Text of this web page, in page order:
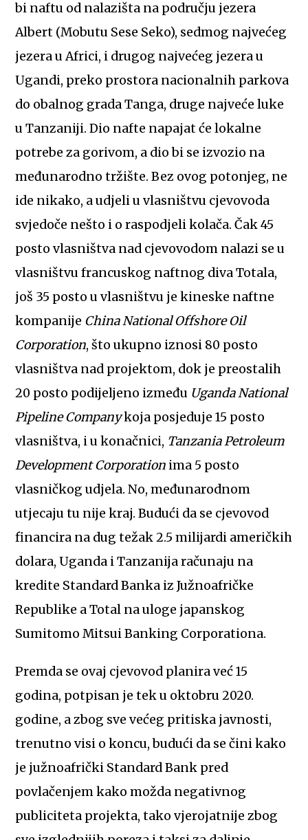
bi naftu od nalazišta na području jezera
Albert (Mobutu Sese Seko), sedmog najvećeg
jezera u Africi, i drugog najvećeg jezera u
Ugandi, preko prostora nacionalnih parkova
do obalnog grada Tanga, druge najveće luke
u Tanzaniji. Dio nafte napajat će lokalne
potrebe za gorivom, a dio bi se izvozio na
međunarodno tržište. Bez ovog potonjeg, ne
ide nikako, a udjeli u vlasništvu cjevovoda
svjedoče nešto i o raspodjeli kolača. Čak 45
posto vlasništva nad cjevovodom nalazi se u
vlasništvu francuskog naftnog diva Totala,
još 35 posto u vlasništvu je kineske naftne
kompanije China National Offshore Oil
Corporation, što ukupno iznosi 80 posto
vlasništva nad projektom, dok je preostalih
20 posto podijeljeno između Uganda National
Pipeline Companykoja posjeduje 15 posto
vlasništva, i u konačnici, Tanzania Petroleum
Development Corporation ima 5 posto
vlasničkog udjela. No, međunarodnom
utjecaju tu nije kraj. Budući da se cjevovod
financira na dug težak 2.5 milijardi američkih
dolara, Uganda i Tanzanija računaju na
kredite Standard Banka iz Južnoafričke
Republike a Total na uloge japanskog
Sumitomo Mitsui Banking Corporationa.
Premda se ovaj cjevovod planira već 15
godina, potpisan je tek u oktobru 2020.
godine, a zbog sve većeg pritiska javnosti,
trenutno visi o koncu, budući da se čini kako
je južnoafrički Standard Bank pred
povlačenjem kako možda negativnog
publiciteta projekta, tako vjerojatnije zbog